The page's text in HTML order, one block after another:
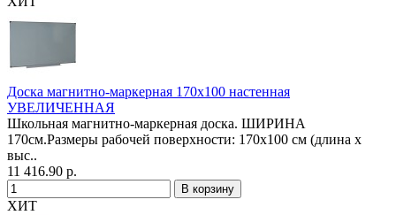
Доска магнитно-маркерная 170х100 настенная
УВЕЛИЧЕННАЯ
Школьная магнитно-маркерная доска. ШИРИНА
170см.Размеры рабочей поверхности: 170х100 см (длина х
выс..
11 416.90 р.
ХИТ